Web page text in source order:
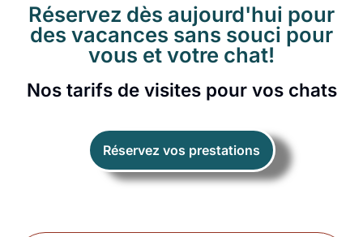
Réservez dès aujourd'hui pour
des vacances sans souci pour
vous et votre chat!
Nos tarifs de visites pour vos chats
Réservez vos prestations